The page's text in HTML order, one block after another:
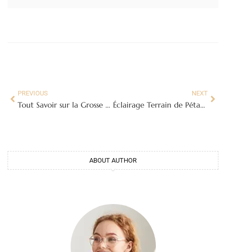
PREVIOUS
Tout Savoir sur la Grosse Chenille Verte : Identification, Mode de Vie et Conseils
NEXT
Éclairage Terrain de Pétanque
ABOUT AUTHOR